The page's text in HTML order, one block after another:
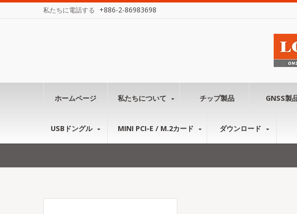
私たちに電話する +886-2-86983698
ホームページ 私たちについて チップ製品 GNSS製
USBドングル MINI PCI-E / M.2カード ダウンロード